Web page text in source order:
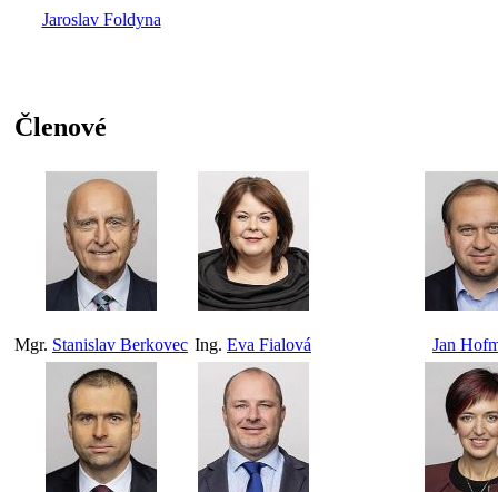
Jaroslav Foldyna
Členové
Mgr. Stanislav Berkovec Ing. Eva Fialová Jan